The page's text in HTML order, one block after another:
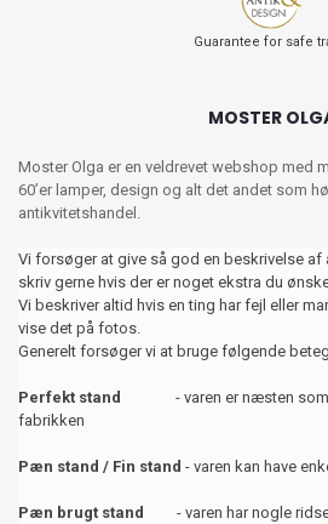
Guarantee for safe
MOSTER
Moster Olga er en veldrevet webshop med
60’er lamper, design og alt det andet som
antikvitetshandel.
Vi forsøger at give så god en beskrivelse af
skriv gerne hvis der er noget ekstra du
Vi beskriver altid hvis en ting har fejl eller
vise det på fotos.
Generelt forsøger vi at bruge følgende
Perfekt stand - varen er næsten som
fabrikken
Pæn stand / Fin stand - varen kan have
Pæn brugt stand
- varen har nogle